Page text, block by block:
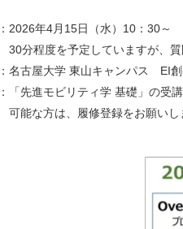
2026年4月15日（水）10：30～
程度を予定していますが、質
名古屋大学 東山キャンパス EI
「先進モビリティ学 基礎」の受
な方は、履修登録をお願いし